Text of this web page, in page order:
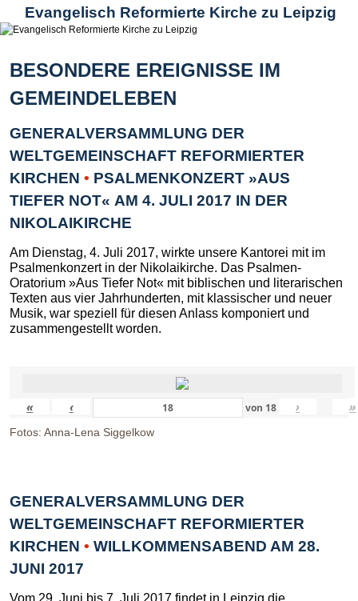
Evangelisch Reformierte Kirche zu Leipzig
BESONDERE EREIGNISSE IM
GEMEINDELEBEN
GENERALVERSAMMLUNG DER
WELTGEMEINSCHAFT REFORMIERTER
KIRCHEN • PSALMENKONZERT »AUS
TIEFER NOT« AM 4. JULI 2017 IN DER
NIKOLAIKIRCHE
Am Dienstag, 4. Juli 2017, wirkte unsere Kantorei mit im
Psalmenkonzert in der Nikolaikirche. Das Psalmen-
Oratorium »Aus Tiefer Not« mit biblischen und literarischen
Texten aus vier Jahrhunderten, mit klassischer und neuer
Musik, war speziell für diesen Anlass komponiert und
zusammengestellt worden.
« ‹ von 18 › »
Fotos: Anna-Lena Siggelkow
GENERALVERSAMMLUNG DER
WELTGEMEINSCHAFT REFORMIERTER
KIRCHEN • WILLKOMMENSABEND AM 28.
JUNI 2017